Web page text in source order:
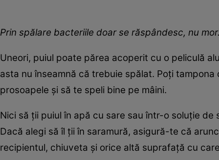
Prin spălare bacteriile doar se răspândesc, nu
Uneori, puiul poate părea acoperit cu o peliculă
asta nu înseamnă că trebuie spălat. Poți
prosoapele și să te speli bine pe mâini.
Nici să ții puiul în apă cu sare sau într-o soluție
Dacă alegi să îl ții în saramură, asigură-te că
recipientul, chiuveta și orice altă suprafață cu